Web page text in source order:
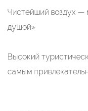
Чистейший воздух —
душой»
Высокий
самым